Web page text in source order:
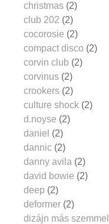
christmas (2)
club 202 (2)
cocorosie (2)
compact disco (2)
corvin club (2)
corvinus (2)
crookers (2)
culture shock (2)
d.noyse (2)
daniel (2)
dannic (2)
danny avila (2)
david bowie (2)
deep (2)
deformer (2)
dizájn más szemmel